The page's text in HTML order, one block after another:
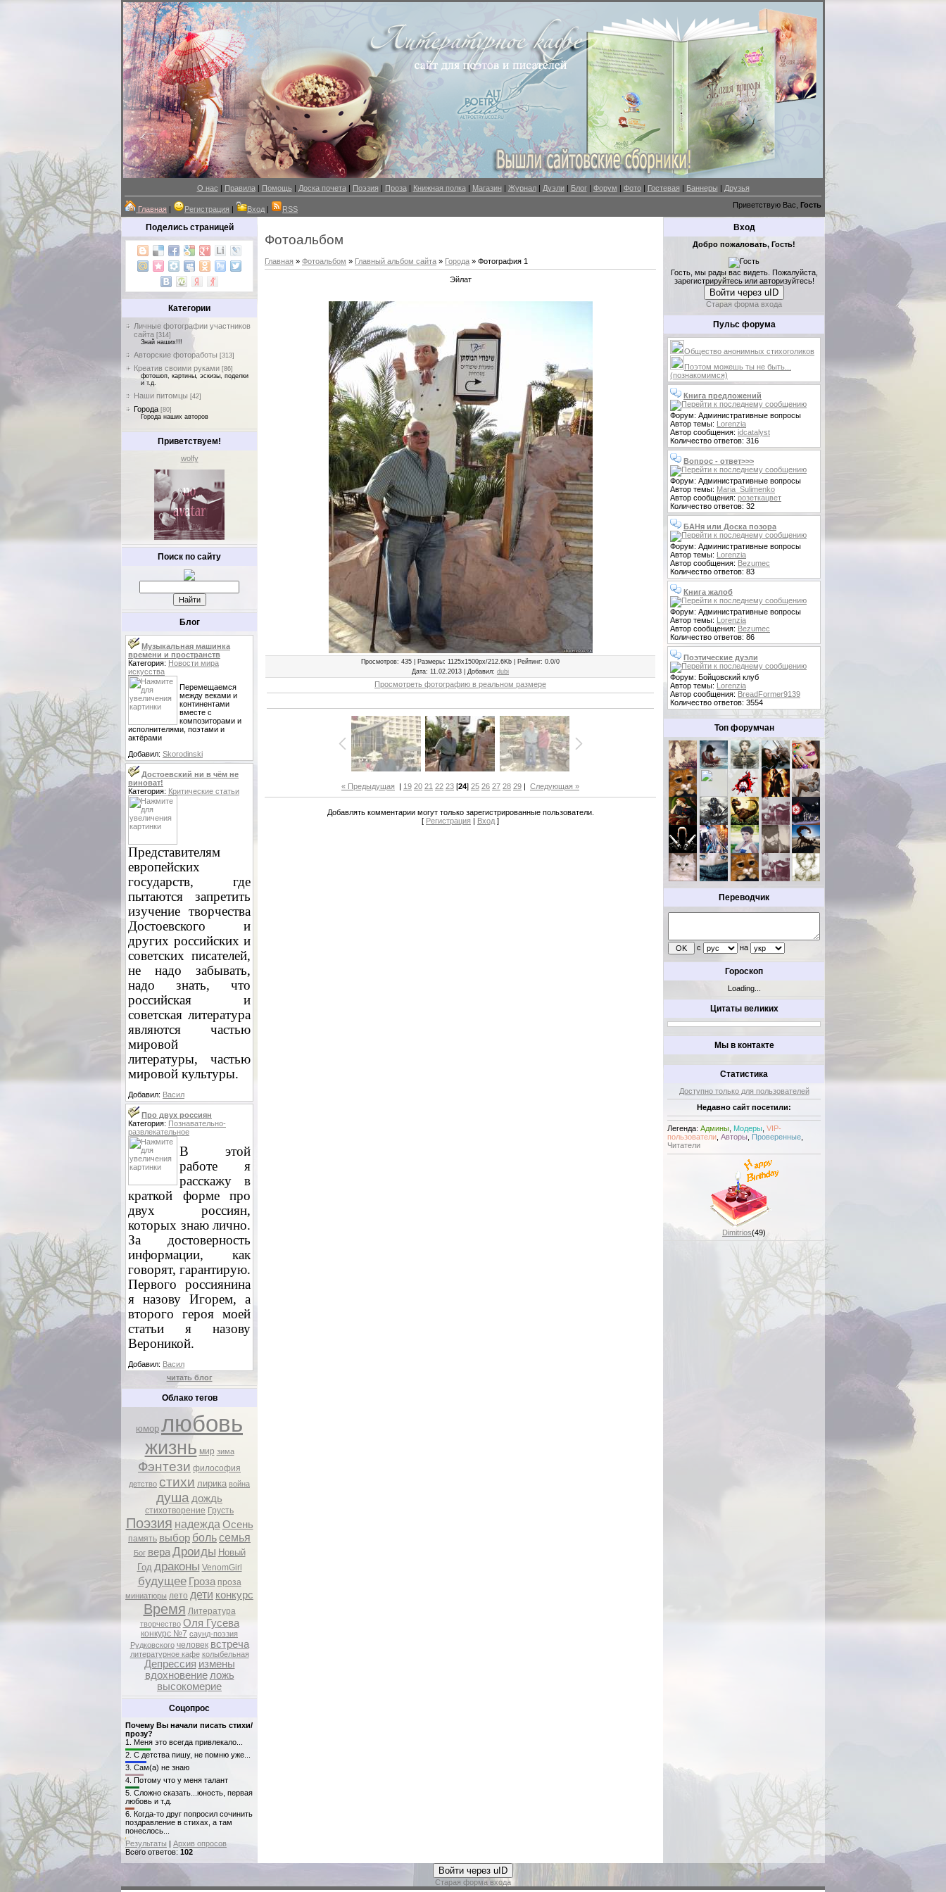
О нас | Правила| Помощь | Доска почета| Поэзия | Проза| Книжная полка| Магазин| Журнал| Дуэли| Блог| Форум | Фото| Гостевая | Баннеры | Друзья
Главная | Регистрация | Вход | RSS Приветствую Вас, Гость
Поделись страницей
Категории
Личные фотографии участников
сайта [314]
Знай наших!!!
Авторские фотоработы [313]
Креатив своими руками [86]
фотошоп, картины, эскизы, поделки
и т.д.
Наши питомцы [42]
Города [80]
Города наших авторов
Приветствуем!
wolfy
Поиск по сайту
Блог
Музыкальная машинка
времени и пространств
Категория: Новости мира
искусства
Перемещаемся
между веками и
континентами
вместе с
композиторами и
исполнителями, поэтами и
актёрами
Добавил: Skorodinski
Достоевский ни в чём не
виноват!
Категория: Критические статьи
Представителям
европейских
государств, где
пытаются запретить
изучение творчества
Достоевского и
других российских и
советских писателей,
не надо забывать,
надо знать, что
российская и
советская литература
являются частью
мировой
литературы, частью
мировой культуры.
Добавил: Васил
Про двух россиян
Категория: Познавательно-
развлекательное
В этой
работе я
расскажу в
краткой форме про
двух россиян,
которых знаю лично.
За достоверность
информации, как
говорят, гарантирую.
Первого россиянина
я назову Игорем, а
второго героя моей
статьи я назову
Вероникой.
Добавил: Васил
читать блог
Облако тегов
юмор любовь
жизнь мир зима
Фэнтези философия
детство стихи лирика война
душа дождь
стихотворение Грусть
Поэзия надежда Осень
память выбор больсемья
Бог вера Дроиды Новый
Год драконы VenomGirl
будущее Гроза проза
миниатюры лето дети конкурс
Время Литература
творчество Оля Гусева
конкурс №7 саунд-поэзия
Рудковского человек встреча
литературное кафе колыбельная
Депрессия измены
вдохновение ложь
высокомерие
Соцопрос
Почему Вы начали писать стихи/
прозу?
1. Меня это всегда привлекало...
2. С детства пишу, не помню уже...
3. Сам(а) не знаю
4. Потому что у меня талант
5. Сложно сказать...юность, первая
любовь и т.д.
6. Когда-то друг попросил сочинить
поздравление в стихах, а там
понеслось...
Результаты | Архив опросов
Всего ответов: 102
Фотоальбом
Главная » Фотоальбом » Главный альбом сайта » Города » Фотография 1
Эйлат
Просмотров: 435 | Размеры: 1125x1500px/212.6Kb | Рейтинг: 0.0/0
Дата: 11.02.2013 | Добавил: dubi
Просмотреть фотографию в реальном размере
« Предыдущая 19 20 21 22 23 [24] 25 26 27 28 29 Следующая »
Добавлять комментарии могут только зарегистрированные пользователи.
[ Регистрация | Вход ]
Вход
Добро пожаловать, Гость!
Гость, мы рады вас видеть. Пожалуйста,
зарегистрируйтесь или авторизуйтесь!
Войти через uID
Старая форма входа
Пульс форума
Общество анонимных стихоголиков
Поэтом можешь ты не быть...
(познакомимся)
Книга предложений
Форум: Административные вопросы
Автор темы: Lorenzia
Автор сообщения: idcatalyst
Количество ответов: 316
Вопрос - ответ>>>
Форум: Административные вопросы
Автор темы: Maria_Sulimenko
Автор сообщения: розеткацвет
Количество ответов: 32
БАНя или Доска позора
Форум: Административные вопросы
Автор темы: Lorenzia
Автор сообщения: Bezumec
Количество ответов: 83
Книга жалоб
Форум: Административные вопросы
Автор темы: Lorenzia
Автор сообщения: Bezumec
Количество ответов: 86
Поэтические дуэли
Форум: Бойцовский клуб
Автор темы: Lorenzia
Автор сообщения: BreadFormer9139
Количество ответов: 3554
Топ форумчан
Переводчик
с на
Гороскоп
Loading...
Цитаты великих
Мы в контакте
Статистика
Доступно только для пользователей
Недавно сайт посетили:
Легенда: Админы Модеры VIP-
пользователи Авторы Проверенные
Читатели
Dimitrios(49)
Войти через uID
Старая форма входа